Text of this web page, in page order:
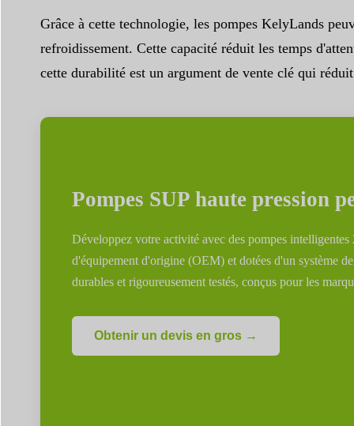
Grâce à cette technologie, les pompes KelyLands
refroidissement. Cette capacité réduit les temps
cette durabilité est un argument de vente clé qui
Pompes SUP haute pression
Développez votre activité avec des pompes
d'équipement d'origine (OEM) et dotées d'un système
durables et rigoureusement testés, conçus pour les
Obtenir un devis en gros →